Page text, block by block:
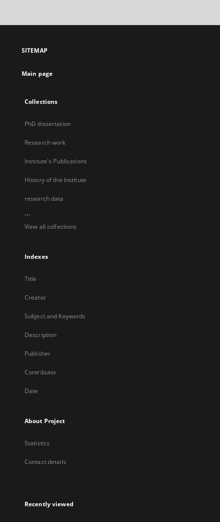
SITEMAP
Main page
Collections
PhD dissertation
Research work
Institute's Publications
History of the Institute
research data
...
View all collections
Indexes
Title
Creator
Subject and Keywords
Description
Publisher
Contributor
Date
About Project
Statistics
Contact details
Recently viewed